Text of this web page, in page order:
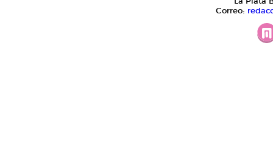
Correo: